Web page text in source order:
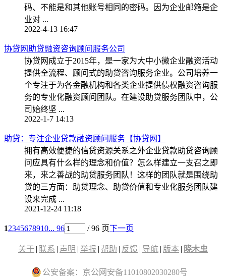
码、不能是和其他账号相同的密码。因为企业邮箱是企
业对 ...
2022-4-13 16:47
协贷网助贷融资咨询顾问服务公司
协贷网成立于2015年，是一家为大中小微企业融资活动
提供全流程、顾问式的助贷咨询服务企业。公司培养一
个专注于为各金融机构和各类企业提供债权融资咨询服
务的专业化融资顾问团队。在建设助贷服务团队中，公
司始终坚 ...
2022-1-7 14:13
助贷：专注企业贷款融资顾问服务【协贷网】
拥有高效便捷的信贷资源关系之外企业贷款助贷咨询顾
问应具有什么样的理念和价值？怎么样建立一支召之即
来，来之善战的助贷服务团队！这样的团队就是围绕助
贷的三方面：助贷理念、助贷价值和专业化服务团队建
设来完成 ...
2021-12-24 11:18
12345678910... 96 / 96 页下一页
关于 | 联系 | 声明 | 举报 | 帮助 | 反馈 | 导航 | 版本 | 晓木虫
公安备案：京公网安备11010802030280号